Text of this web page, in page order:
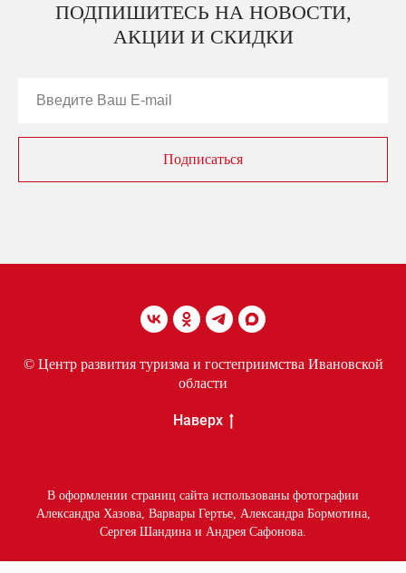
ПОДПИШИТЕСЬ НА НОВОСТИ,
АКЦИИ И СКИДКИ
Подписаться
© Центр развития туризма и гостеприимства Ивановской
области
Наверх
В оформлении страниц сайта использованы фотографии
Александра Хазова, Варвары Гертье, Александра Бормотина,
Сергея Шандина и Андрея Сафонова.